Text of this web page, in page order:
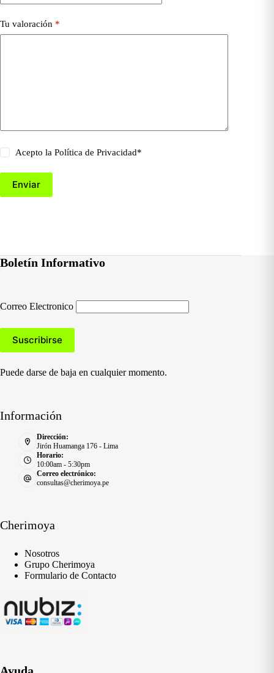
Tu valoración *
Acepto laPolítica de Privacidad*
Enviar
Boletín Informativo
Correo Electronico
Puede darse de baja en cualquier momento.
Información
Dirección:
Jirón Huamanga 176 - Lima
Horario:
10:00am - 5:30pm
Correo electrónico:
consultas@cherimoya.pe
Cherimoya
Nosotros
Grupo Cherimoya
Formulario de Contacto